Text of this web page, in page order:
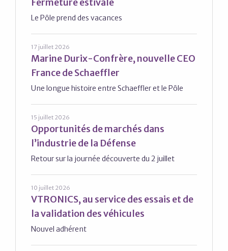
Fermeture estivale
Le Pôle prend des vacances
17 juillet 2026
Marine Durix-Confrère, nouvelle CEO
France de Schaeffler
Une longue histoire entre Schaeffler et le Pôle
15 juillet 2026
Opportunités de marchés dans
l’industrie de la Défense
Retour sur la journée découverte du 2 juillet
10 juillet 2026
VTRONICS, au service des essais et de
la validation des véhicules
Nouvel adhérent